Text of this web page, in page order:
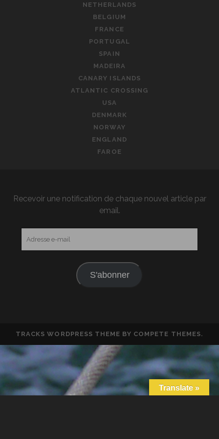
NETHERLANDS
BELGIUM
FRANCE
PORTUGAL
SPAIN
MADEIRA
CANARY ISLANDS
ATLANTIC CROSSING
USA
DENMARK
NORWAY
ENGLAND
FAROE
Recevoir une notification de chaque nouvel article par
email.
S'abonner
TRACKS WORDPRESS THEME BY COMPETE THEMES.
Translate »